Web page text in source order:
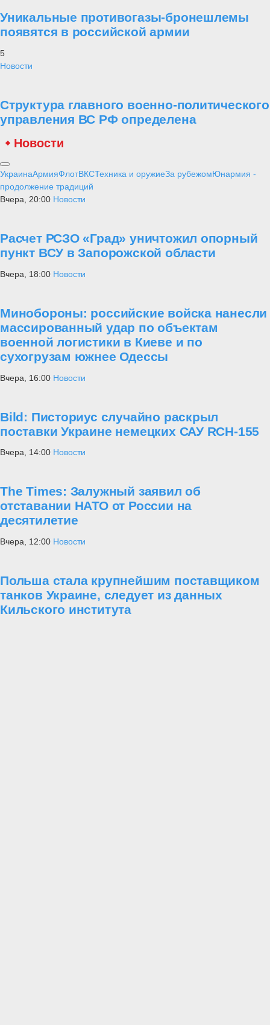
Уникальные противогазы-бронешлемы
появятся в российской армии
5
Новости
Структура главного военно-политического
управления ВС РФ определена
Новости
УкраинаАрмияФлотВКСТехника и оружиеЗа рубежомЮнармия -
продолжение традиций
Вчера, 20:00 Новости
Расчет РСЗО «Град» уничтожил опорный
пункт ВСУ в Запорожской области
Вчера, 18:00 Новости
Минобороны: российские войска нанесли
массированный удар по объектам
военной логистики в Киеве и по
сухогрузам южнее Одессы
Вчера, 16:00 Новости
Bild: Писториус случайно раскрыл
поставки Украине немецких САУ RCH-155
Вчера, 14:00 Новости
The Times: Залужный заявил об
отставании НАТО от России на
десятилетие
Вчера, 12:00 Новости
Польша стала крупнейшим поставщиком
танков Украине, следует из данных
Кильского института